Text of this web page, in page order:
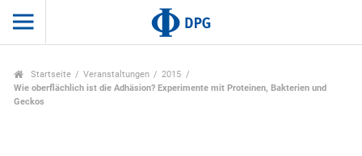
Startseite Veranstaltungen
2015
Wie oberflächlich ist die Adhäsion? Experimente mit Proteinen, Bakterien und
Geckos